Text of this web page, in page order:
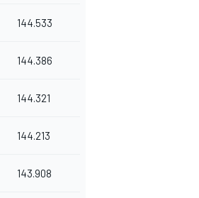
144.533
144.386
144.321
144.213
143.908